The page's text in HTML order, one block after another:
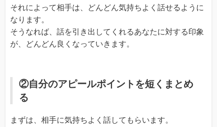
それによって相手は、どんどん気持ちよく話せるように
なります。
そうなれば、話を引き出してくれるあなたに対する印象
が、どんどん良くなっていきます。
②自分のアピールポイントを短くまとめ
る
まずは、相手に気持ちよく話してもらいます。